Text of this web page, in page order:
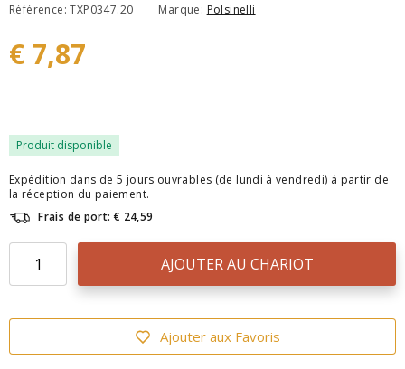
Référence: TXP0347.20 Marque: Polsinelli
€ 7,87
Produit disponible
Expédition dans de 5 jours ouvrables (de lundi à vendredi) á partir de
la réception du paiement.
Frais de port: € 24,59
AJOUTER AU CHARIOT
Ajouter aux Favoris